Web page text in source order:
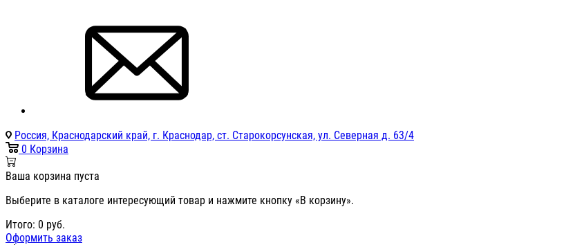
Россия, Краснодарский край, г. Краснодар, ст. Старокорсунская, ул. Северная д. 63/4
0 Корзина
Ваша корзина пуста
Выберите в каталоге интересующий товар и нажмите кнопку «В корзину».
Итого: 0 руб.
Оформить заказ